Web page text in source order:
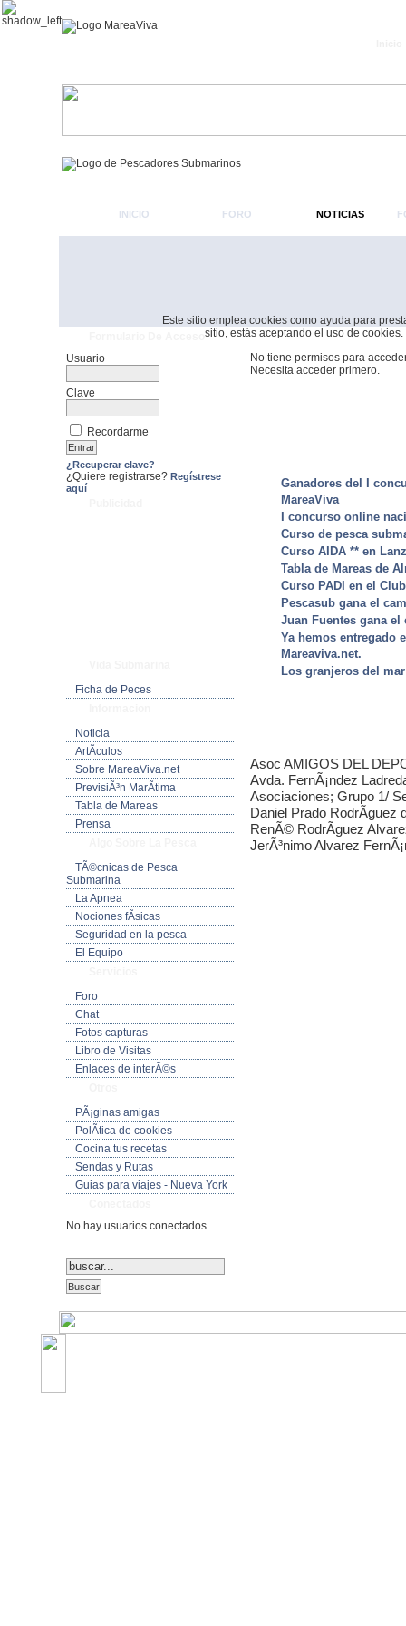
Este sitio emplea cookies como ayuda para
sitio, estás aceptando el uso de cookies.
INICIO FORO NOTICIAS
Usuario
Clave
Recordarme
¿Recuperar clave?
¿Quiere registrarse? Regístrese
aquí
Ficha de Peces
Noticia
ArtÃ­culos
Sobre MareaViva.net
PrevisiÃ³n MarÃ­tima
Tabla de Mareas
Prensa
TÃ©cnicas de Pesca
Submarina
La Apnea
Nociones fÃ­sicas
Seguridad en la pesca
El Equipo
Foro
Chat
Fotos capturas
Libro de Visitas
Enlaces de interÃ©s
PÃ¡ginas amigas
PolÃ­tica de cookies
Cocina tus recetas
Sendas y Rutas
Guias para viajes - Nueva York
No hay usuarios conectados
No tiene permisos para
Necesita acceder primero.
Ganadores del I
MareaViva
I concurso online
Curso de pesca
Curso AIDA ** en
Tabla de Mareas de
Curso PADI en el
Pescasub gana el
Juan Fuentes gana
Ya hemos entregado
Mareaviva.net.
Los granjeros del mar
Asoc AMIGOS DEL
Avda. FernÃ¡ndez
Asociaciones; Grupo 1/
Daniel Prado RodrÃ­guez
RenÃ© RodrÃ­guez
JerÃ³nimo Alvarez